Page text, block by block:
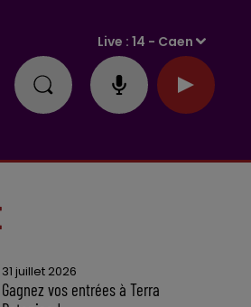
Live :14 - Caen
31 juillet 2026
Gagnez vos entrées à Terra